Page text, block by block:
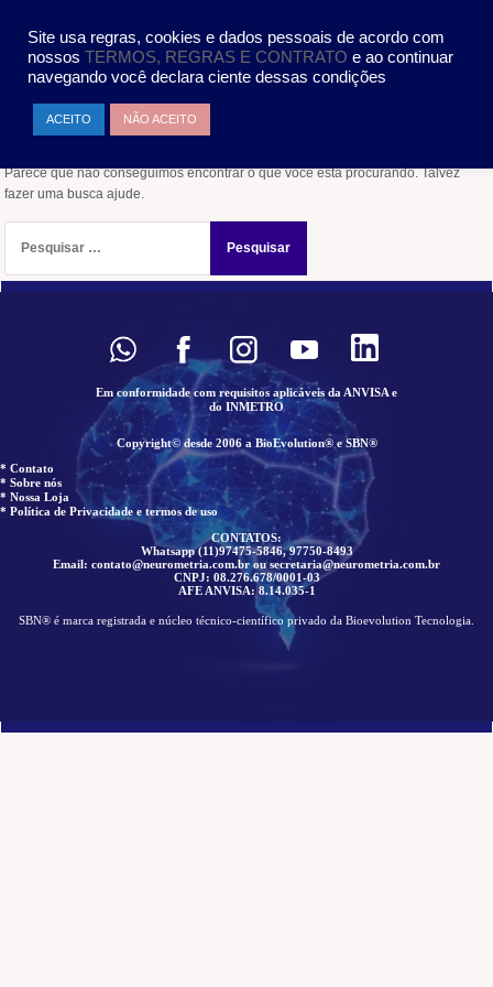
conteúdo
Nada encontrado
Parece que não conseguimos encontrar o que você está procurando. Talvez
fazer uma busca ajude.
por:
Em conformidade com requisitos aplicáveis da ANVISA e
do INMETRO
Copyright© desde 2006 a BioEvolution® e SBN®
* Contato
* Sobre nós
* Nossa Loja
* Política de Privacidade e termos de uso
CONTATOS:
Whatsapp (11)97475-5846, 97750-8493
Email: contato@neurometria.com.br ou secretaria@neurometria.com.br
CNPJ: 08.276.678/0001-03
AFE ANVISA: 8.14.035-1
SBN® é marca registrada e núcleo técnico-científico privado da Bioevolution Tecnologia.
Site usa regras, cookies e dados pessoais de acordo com
nossos TERMOS, REGRAS E CONTRATO e ao continuar
navegando você declara ciente dessas condições
ACEITO NÃO ACEITO